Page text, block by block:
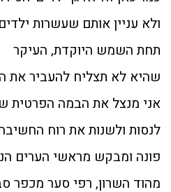
ולא עניין אותם שעשרות
תחת השמש היוקדת, העיקר
שהיא לא תצליח להעביר את
אני מנצל את הבמה הפרטית
לנסות ולשנות את רוח
פונה ומבקש מראשי הערים
מהוד השרון, רפי סער מכפר